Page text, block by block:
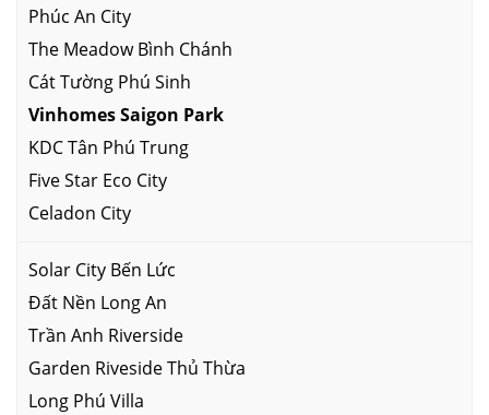
Phúc An City
The Meadow Bình Chánh
Cát Tường Phú Sinh
Vinhomes Saigon Park
KDC Tân Phú Trung
Five Star Eco City
Celadon City
Solar City Bến Lức
Đất Nền Long An
Trần Anh Riverside
Garden Riveside Thủ Thừa
Long Phú Villa